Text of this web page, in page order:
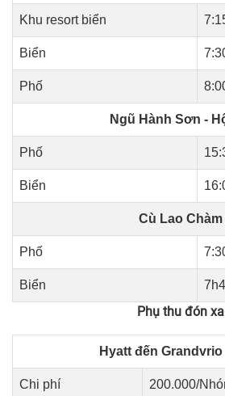
Khu resort biển
Biển
Phố
Ngũ Hành Sơn -
Phố
Biển
Cù Lao Chàm
Phố
Biển
Phụ thu đón xa
Hyatt đến
Chi phí 200.000/